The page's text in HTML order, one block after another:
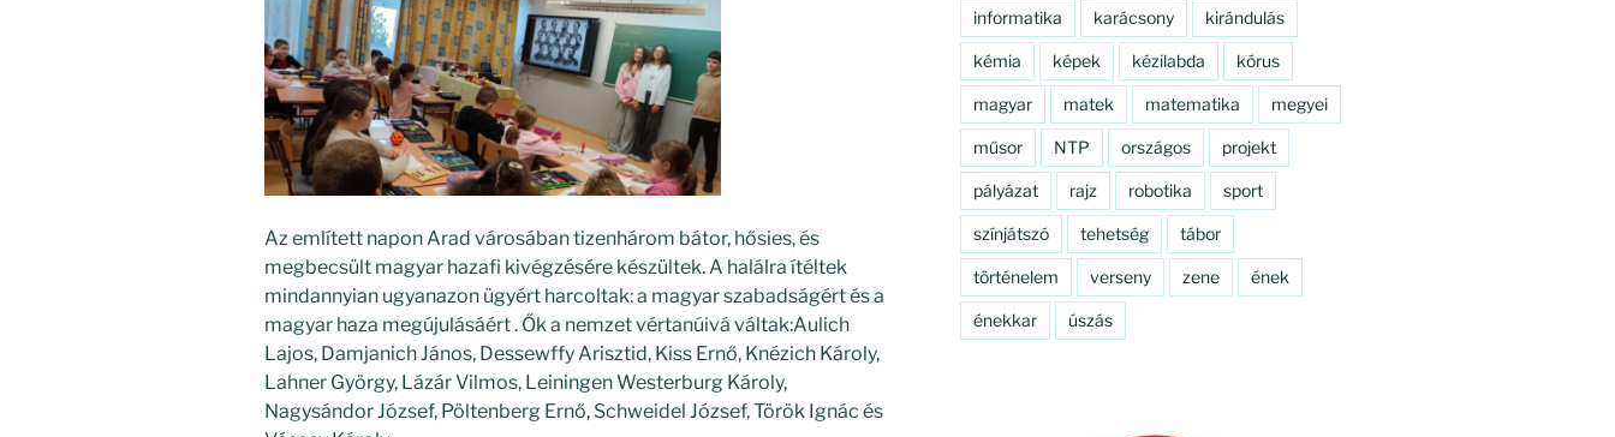
Az említett napon Arad városában tizenhárom bátor, hősies, és
megbecsült magyar hazafi kivégzésére készültek. A halálra ítéltek
mindannyian ugyanazon ügyért harcoltak: a magyar szabadságért és a
magyar haza megújulásáért . Ők a nemzet vértanúivá váltak:Aulich
Lajos, Damjanich János, Dessewffy Arisztid, Kiss Ernő, Knézich Károly,
Lahner György, Lázár Vilmos, Leiningen Westerburg Károly,
Nagysándor József, Pöltenberg Ernő, Schweidel József, Török Ignác és
informatika karácsony kirándulás
kémia képek kézilabda kórus
magyar matek matematika megyei
műsor NTP országos projekt
pályázat rajz robotika sport
színjátszó tehetség tábor
történelem verseny zene ének
énekkar úszás